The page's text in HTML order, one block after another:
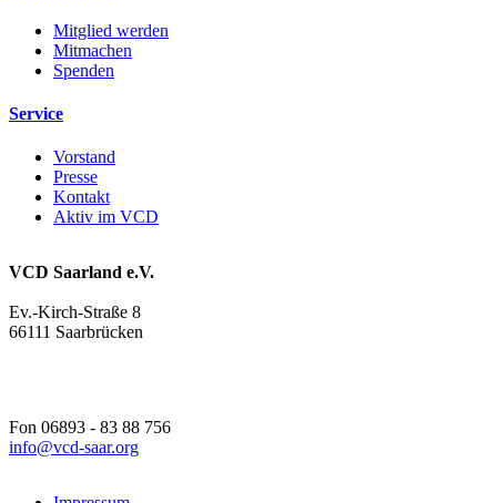
Mitglied werden
Mitmachen
Spenden
Service
Vorstand
Presse
Kontakt
Aktiv im VCD
VCD Saarland e.V.
Ev.-Kirch-Straße 8
66111 Saarbrücken
Fon 06893 - 83 88 756
info@vcd-saar.org